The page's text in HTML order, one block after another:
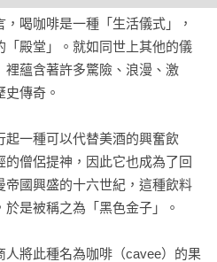
喝咖啡是一種「生活儀式」，
「殿堂」。就如同世上其他的儀
蘊含著許多驚險、浪漫、激
傳奇。
一種可以代替美酒的興奮飲
僧侶提神，因此它也成為了回
國興盛的十六世紀，這種飲料
是被稱之為「黑色金子」。
將此種名為咖啡（cavee）的果